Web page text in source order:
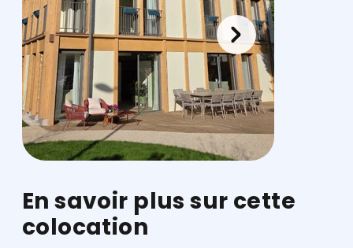
En savoir plus sur cette
colocation